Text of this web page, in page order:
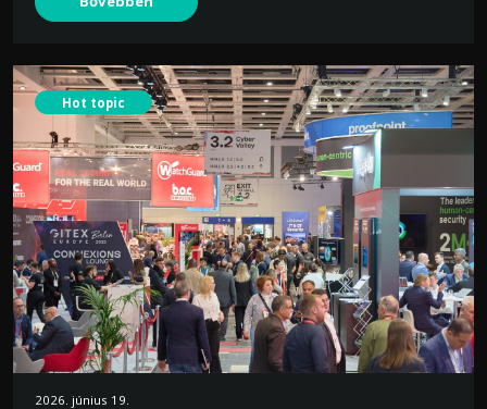
Hot topic
2026. június 19.